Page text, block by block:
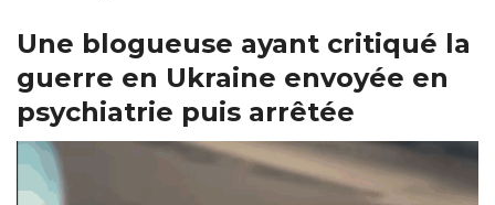
Une blogueuse ayant critiqué la
guerre en Ukraine envoyée en
psychiatrie puis arrêtée